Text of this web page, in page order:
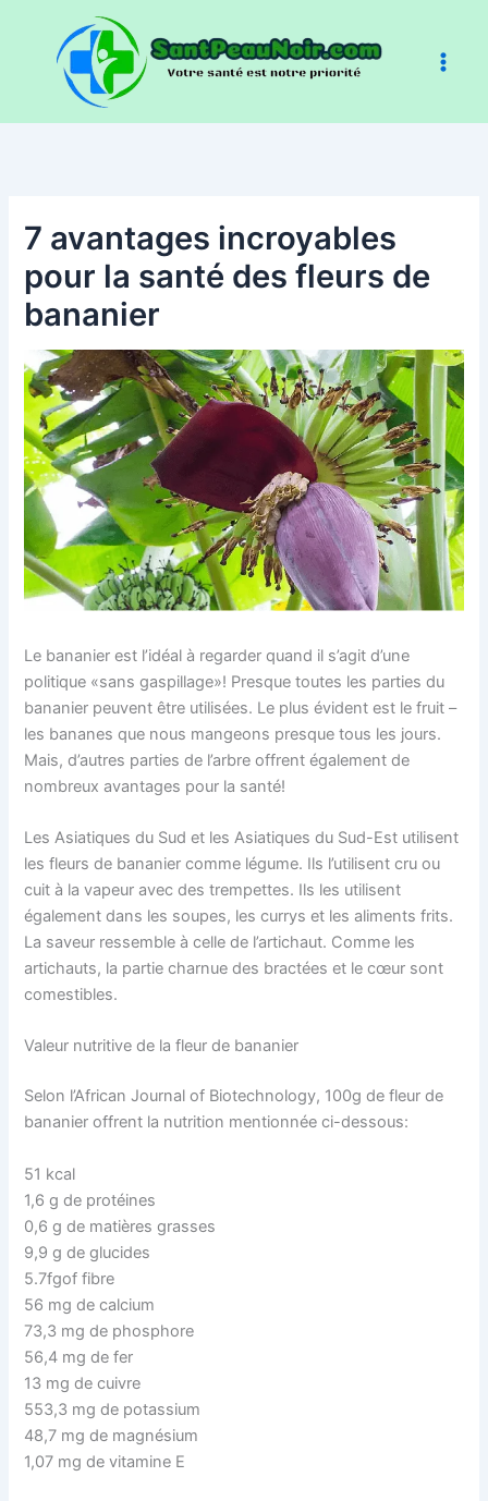
contenu
7 avantages incroyables
pour la santé des fleurs de
bananier
Le bananier est l’idéal à regarder quand il s’agit d’une
politique «sans gaspillage»! Presque toutes les parties du
bananier peuvent être utilisées. Le plus évident est le fruit –
les bananes que nous mangeons presque tous les jours.
Mais, d’autres parties de l’arbre offrent également de
nombreux avantages pour la santé!
Les Asiatiques du Sud et les Asiatiques du Sud-Est utilisent
les fleurs de bananier comme légume. Ils l’utilisent cru ou
cuit à la vapeur avec des trempettes. Ils les utilisent
également dans les soupes, les currys et les aliments frits.
La saveur ressemble à celle de l’artichaut. Comme les
artichauts, la partie charnue des bractées et le cœur sont
comestibles.
Valeur nutritive de la fleur de bananier
Selon l’African Journal of Biotechnology, 100g de fleur de
bananier offrent la nutrition mentionnée ci-dessous:
51 kcal
1,6 g de protéines
0,6 g de matières grasses
9,9 g de glucides
5.7fgof fibre
56 mg de calcium
73,3 mg de phosphore
56,4 mg de fer
13 mg de cuivre
553,3 mg de potassium
48,7 mg de magnésium
1,07 mg de vitamine E